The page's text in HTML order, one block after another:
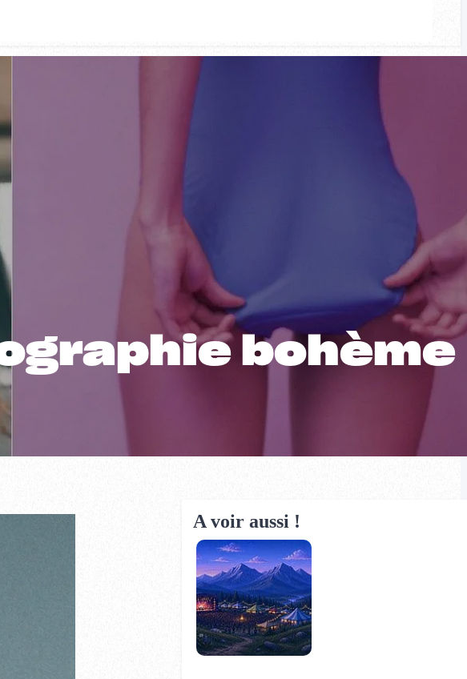
bohème
A voir aussi !